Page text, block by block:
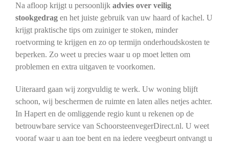
Na afloop krijgt u persoonlijk advies over veilig
stookgedragen het juiste gebruik van uw haard of kachel. U
krijgt praktische tips om zuiniger te stoken, minder
roetvorming te krijgen en zo op termijn onderhoudskosten te
beperken. Zo weet u precies waar u op moet letten om
problemen en extra uitgaven te voorkomen.
Uiteraard gaan wij zorgvuldig te werk. Uw woning blijft
schoon, wij beschermen de ruimte en laten alles netjes achter.
In Hapert en de omliggende regio kunt u rekenen op de
betrouwbare service van SchoorsteenvegerDirect.nl. U weet
vooraf waar u aan toe bent en na iedere veegbeurt ontvangt u